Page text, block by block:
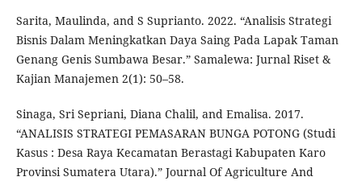
Sarita, Maulinda, and S Suprianto. 2022. “Analisis Strategi
Bisnis Dalam Meningkatkan Daya Saing Pada Lapak Taman
Genang Genis Sumbawa Besar.” Samalewa: Jurnal Riset &
Kajian Manajemen 2(1): 50–58.
Sinaga, Sri Sepriani, Diana Chalil, and Emalisa. 2017.
“ANALISIS STRATEGI PEMASARAN BUNGA POTONG (Studi
Kasus : Desa Raya Kecamatan Berastagi Kabupaten Karo
Provinsi Sumatera Utara).” Journal Of Agriculture And